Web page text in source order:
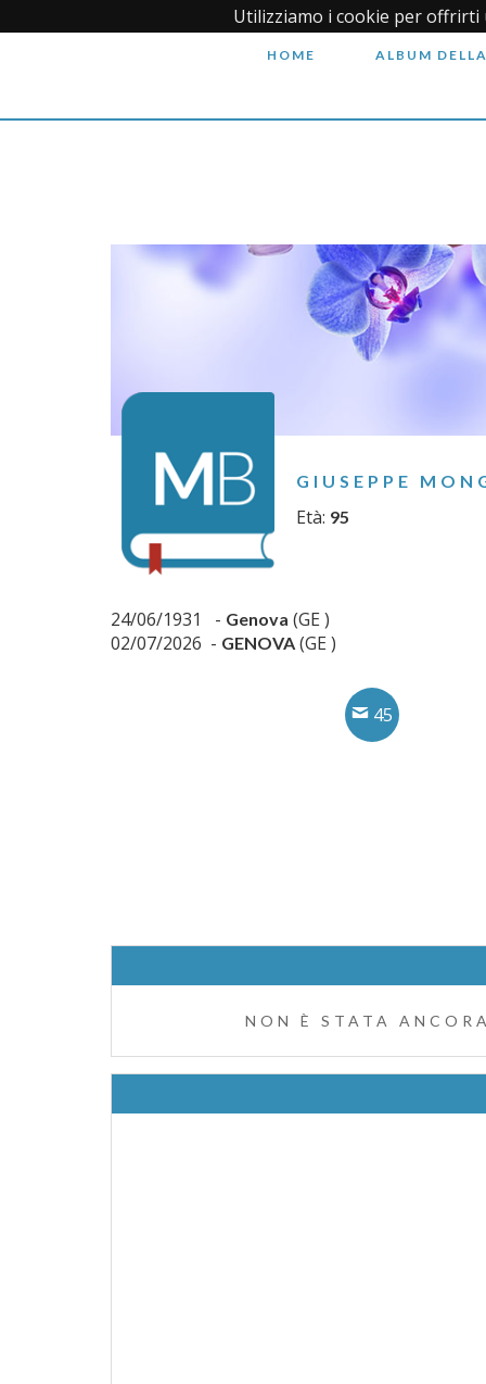
Utilizziamo i cookie per offrirti
HOME ALBUM
GIUSEPPE
Età: 95
24/06/1931 - Genova (GE )
02/07/2026 - GENOVA(GE )
45
NON È STATA